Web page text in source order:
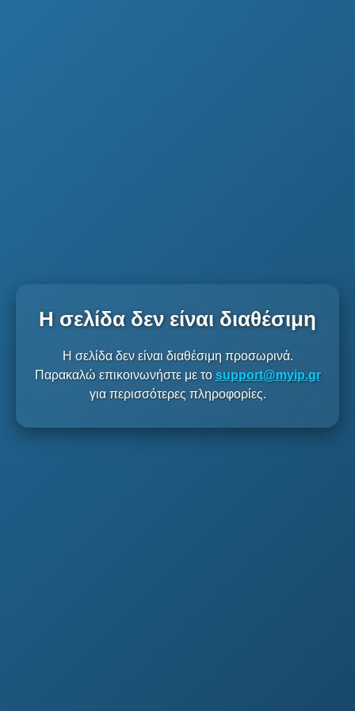
Η σελίδα δεν είναι διαθέσιμη
Η σελίδα δεν είναι διαθέσιμη προσωρινά.
Παρακαλώ επικοινωνήστε με το support@myip.gr
για περισσότερες πληροφορίες.